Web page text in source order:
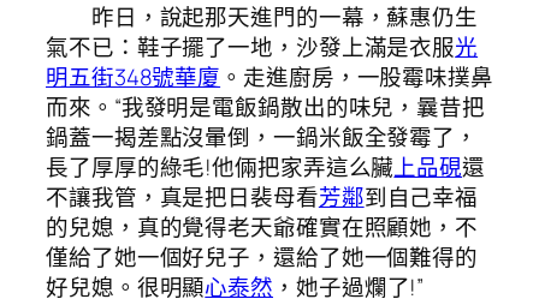
昨日，說起那天進門的一幕，蘇惠仍生
氣不已：鞋子擺了一地，沙發上滿是衣服光
明五街348號華廈 。走進廚房，一股霉味撲鼻
而來。“我發明是電飯鍋散出的味兒，曩昔把
鍋蓋一揭差點沒暈倒，一鍋米飯全發霉了，
長了厚厚的綠毛!他倆把家弄這么臟上品硯還
不讓我管，真是把日裴母看芳鄰到自己幸福
的兒媳，真的覺得老天爺確實在照顧她，不
僅給了她一個好兒子，還給了她一個難得的
好兒媳。很明顯心泰然 ，她子過爛了!”